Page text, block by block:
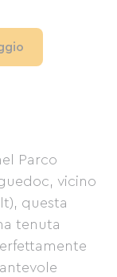
Parco
vicino
questa
tenuta